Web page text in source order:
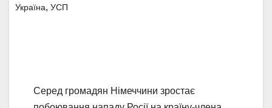
Україна, УСП
Серед громадян Німеччини зростає